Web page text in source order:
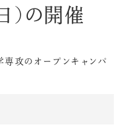
）の開催
専攻のオープンキャンパ